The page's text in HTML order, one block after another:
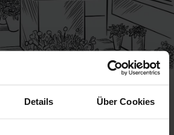
Details Über Cookies